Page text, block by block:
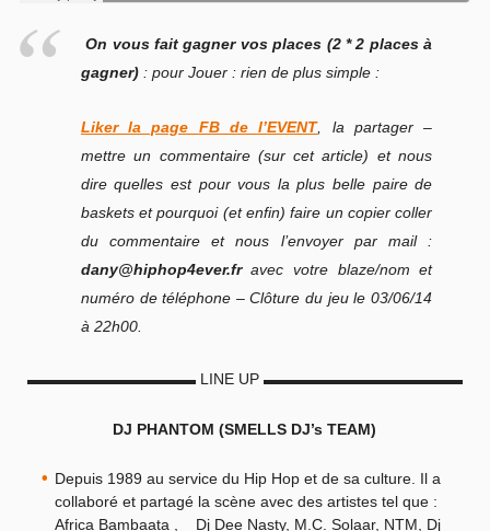
On vous fait gagner vos places (2 * 2 places à
gagner): pour Jouer : rien de plus simple :
Liker la page FB de l’EVENT, la partager –
mettre un commentaire (sur cet article) et nous
dire quelles est pour vous la plus belle paire de
baskets et pourquoi (et enfin) faire un copier coller
du commentaire et nous l’envoyer par mail :
dany@hiphop4ever.fravec votre blaze/nom et
numéro de téléphone – Clôture du jeu le 03/06/14
à 22h00.
▬▬▬▬▬▬▬▬▬▬▬ LINE UP ▬▬▬▬▬▬▬▬▬▬▬▬▬
DJ PHANTOM (SMELLS DJ’s TEAM)
Depuis 1989 au service du Hip Hop et de sa culture. Il a
collaboré et partagé la scène avec des artistes tel que :
Africa Bambaata , Dj Dee Nasty, M.C. Solaar, NTM, Dj